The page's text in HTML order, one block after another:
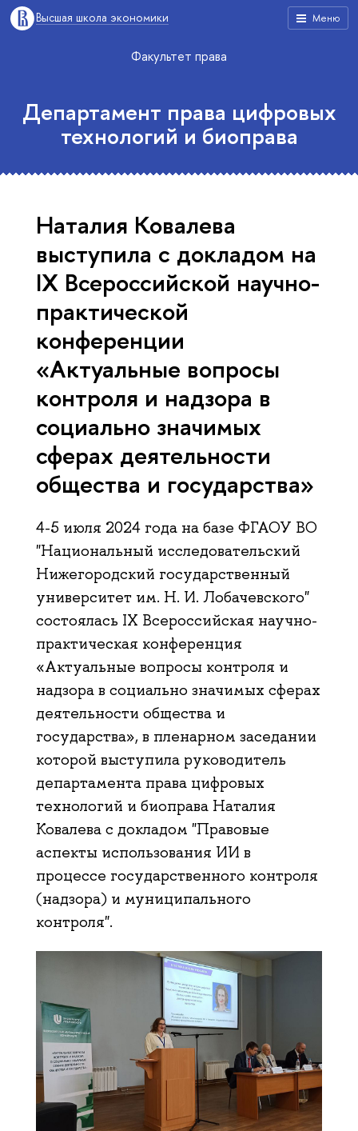
Меню
Высшая школа экономики
Факультет права
Департамент права цифровых
технологий и биоправа
Наталия Ковалева
выступила с докладом на
IX Всероссийской научно-
практической
конференции
«Актуальные вопросы
контроля и надзора в
социально значимых
сферах деятельности
общества и государства»
4-5 июля 2024 года на базе ФГАОУ ВО
"Национальный исследовательский
Нижегородский государственный
университет им. Н. И. Лобачевского"
состоялась IX Всероссийская научно-
практическая конференция
«Актуальные вопросы контроля и
надзора в социально значимых сферах
деятельности общества и
государства», в пленарном заседании
которой выступила руководитель
департамента права цифровых
технологий и биоправа Наталия
Ковалева с докладом "Правовые
аспекты использования ИИ в
процессе государственного контроля
(надзора) и муниципального
контроля".